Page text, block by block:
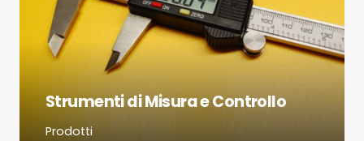
Strumenti di Misura e Controllo
Prodotti